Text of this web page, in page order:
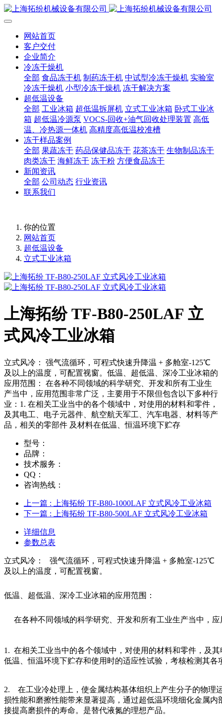
网站首页
客户交付
企业简介
冷冻干燥机
全部 食品冻干机 制药冻干机 中试型冷冻干燥机 实验室
冷冻干燥机 小型冷冻干燥机 冻干解决方案
超低温设备
全部 工业冰箱 超低温拆屏机 立式工业冰箱 卧式工业冰
箱 超低温冷源泵 VOCS-回收+油气回收处理装置 高低
温、冷热源一体机 高精度高低温校准槽
冻干样品案例
全部 果蔬冻干 药品保健品冻干 花茶冻干 生物制品冻干
肉类冻干 海鲜冻干 冻干粉 方便食品冻干
新闻资讯
全部 公司动态 行业资讯
联系我们
你的位置
网站首页
超低温设备
立式工业冰箱
上海拓纷 TF-B80-250LAF 立
式风冷工业冰箱
立式风冷： 强气流循环，可程式快速升降温 + 多舱室-125℃
及以上的温度，可配置视窗。低温、超低温、深冷工业冰箱的
应用范围： 在各种不同领域的科学研究、开发和所有工业生
产当中，应用范围非常广泛，主要用于不限但包含以下多种行
业：1. 在相关工业当中的各个领域中，对使用的材料和零件，
及其电工、电子元器件、航空航天军工、汽车电器、材料等产
品，相关的零部件 及材料在低温、恒温环境下贮存
型号：
品牌：
技术服务：
QQ：
咨询热线：
上一篇 : 上海拓纷 TF-B80-1000LAF 立式风冷工业冰箱
下一篇 : 上海拓纷 TF-B80-500LAF 立式风冷工业冰箱
详细信息
参数总表
立式风冷： 强气流循环，可程式快速升降温 + 多舱室-125℃
及以上的温度，可配置视窗。
低温、超低温、深冷工业冰箱的应用范围：
在各种不同领域的科学研究、开发和所有工业生产当中，
1. 在相关工业当中的各个领域中，对使用的材料和零件，及
低温、恒温环境下贮存和使用时的适应性试验，考核检测其
2. 在工业冷处理上，使金属结构基体组织上产生分子的物理
损性能和磨擦性能带来显著提高，通过超低温环境细化金属
接提高磨损件的寿命。是替代液氮的理想产品。